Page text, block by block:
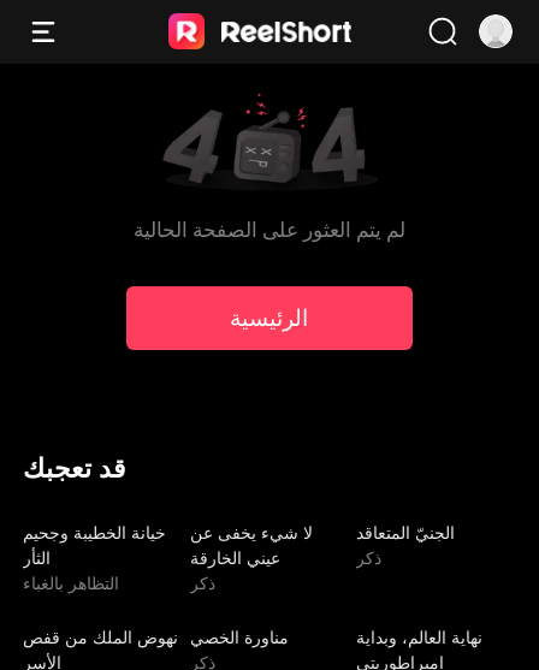
لم يتم العثور على الصفحة الحالية
الرئيسية
قد تعجبك
خيانة الخطيبة وجحيم
الثأر
التظاهر بالغباء
لا شيء يخفى عن
عيني الخارقة
ذكر
الجنيّ المتعاقد
ذكر
نهوض الملك من قفص
الأسر
مناورة الخصي
ذكر
نهاية العالم، وبداية
إمبراطوريتي